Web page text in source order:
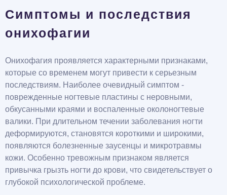
Симптомы и последствия
онихофагии
Онихофагия проявляется характерными признаками,
которые со временем могут привести к серьезным
последствиям. Наиболее очевидный симптом -
поврежденные ногтевые пластины с неровными,
обкусанными краями и воспаленные околоногтевые
валики. При длительном течении заболевания ногти
деформируются, становятся короткими и широкими,
появляются болезненные заусенцы и микротравмы
кожи. Особенно тревожным признаком является
привычка грызть ногти до крови, что свидетельствует о
глубокой психологической проблеме.